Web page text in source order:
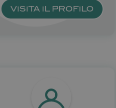
VISITA IL PROFILO